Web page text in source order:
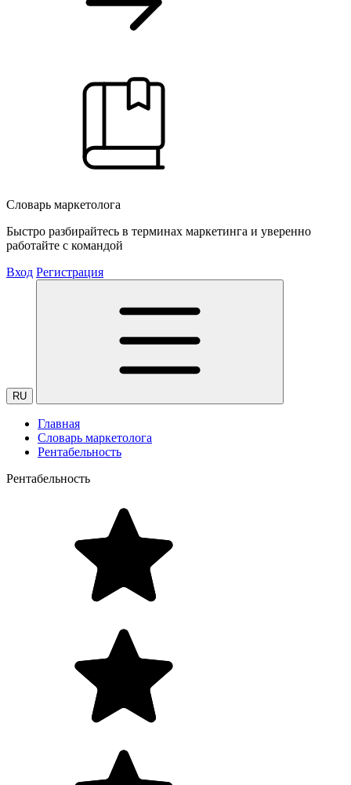
Словарь маркетолога
Быстро разбирайтесь в терминах маркетинга и уверенно
работайте с командой
Вход Регистрация
RU
Главная
Словарь маркетолога
Рентабельность
Рентабельность